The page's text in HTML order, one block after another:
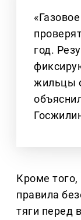
год.
жильцы
Кроме
правила
тяги перед